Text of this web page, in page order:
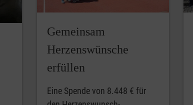
Gemeinsam
Herzenswünsche
erfüllen
Eine Spende von 8.448 € für